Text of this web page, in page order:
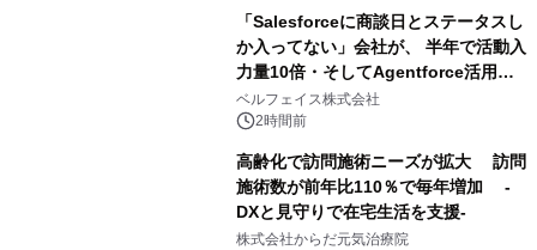
「Salesforceに商談日とステータスし
か入ってない」会社が、 半年で活動入
力量10倍・そしてAgentforce活用へ
── 敷島住宅×bellSalesAI事例公開
ベルフェイス株式会社
2時間前
高齢化で訪問施術ニーズが拡大 訪問
施術数が前年比110％で毎年増加 -
DXと見守りで在宅生活を支援-
株式会社からだ元気治療院